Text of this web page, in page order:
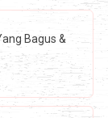
Bagus &